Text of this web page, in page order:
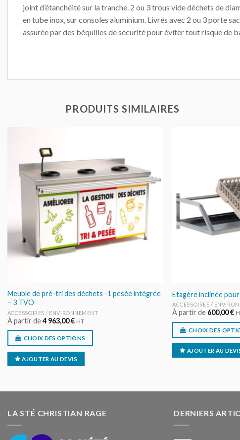
joint d’étanchéité sur la tranche. 2 ou 3 trous vide déchets de
en tube inox, sur consoles aluminium. Livrés avec 2 ou 3 porte
assurée par des béquilles de sécurité pour éviter tout risque de
PRODUITS SIMILAIRES
AU DEVIS
Meuble de pré-tri des déchets -1 pesée intégrée
– 3 TVO
ACCESSOIRES / ENVIRONNEMENT
À partir de4 963,00€ HT
CHOIX DES OPTIONS
AJOUTER AU DEVIS
Etagère inclinée
ACCESSOIRES /
À partir de 600,00€
CHOIX DES
AJOUTER AU
LA STÉ CHRISTIAN RAGE DERNIERS